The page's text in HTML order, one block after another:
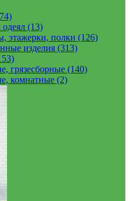
(13)
этажерки, полки (126)
изделия (313)
грязесборные (140)
комнатные (2)